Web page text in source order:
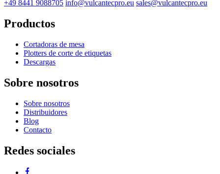
+49 8441 9088705 info@vulcantecpro.eu sales@vulcantecpro.eu
Productos
Cortadoras de mesa
Plotters de corte de etiquetas
Descargas
Sobre nosotros
Sobre nosotros
Distribuidores
Blog
Contacto
Redes sociales